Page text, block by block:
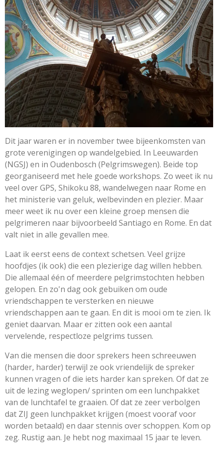
Dit jaar waren er in november twee bijeenkomsten van
grote verenigingen op wandelgebied. In Leeuwarden
(NGSJ) en in Oudenbosch (Pelgrimswegen). Beide top
georganiseerd met hele goede workshops. Zo weet ik nu
veel over GPS, Shikoku 88, wandelwegen naar Rome en
het ministerie van geluk, welbevinden en plezier. Maar
meer weet ik nu over een kleine groep mensen die
pelgrimeren naar bijvoorbeeld Santiago en Rome. En dat
valt niet in alle gevallen mee.
Laat ik eerst eens de context schetsen. Veel grijze
hoofdjes (ik ook) die een plezierige dag willen hebben.
Die allemaal één of meerdere pelgrimstochten hebben
gelopen. En zo'n dag ook gebuiken om oude
vriendschappen te versterken en nieuwe
vriendschappen aan te gaan. En dit is mooi om te zien. Ik
geniet daarvan. Maar er zitten ook een aantal
vervelende, respectloze pelgrims tussen.
Van die mensen die door sprekers heen schreeuwen
(harder, harder) terwijl ze ook vriendelijk de spreker
kunnen vragen of die iets harder kan spreken. Of dat ze
uit de lezing weglopen/ sprinten om een lunchpakket
van de lunchtafel te graaien. Of dat ze zeer verbolgen
dat ZIJ geen lunchpakket krijgen (moest vooraf voor
worden betaald) en daar stennis over schoppen. Kom op
zeg. Rustig aan. Je hebt nog maximaal 15 jaar te leven.